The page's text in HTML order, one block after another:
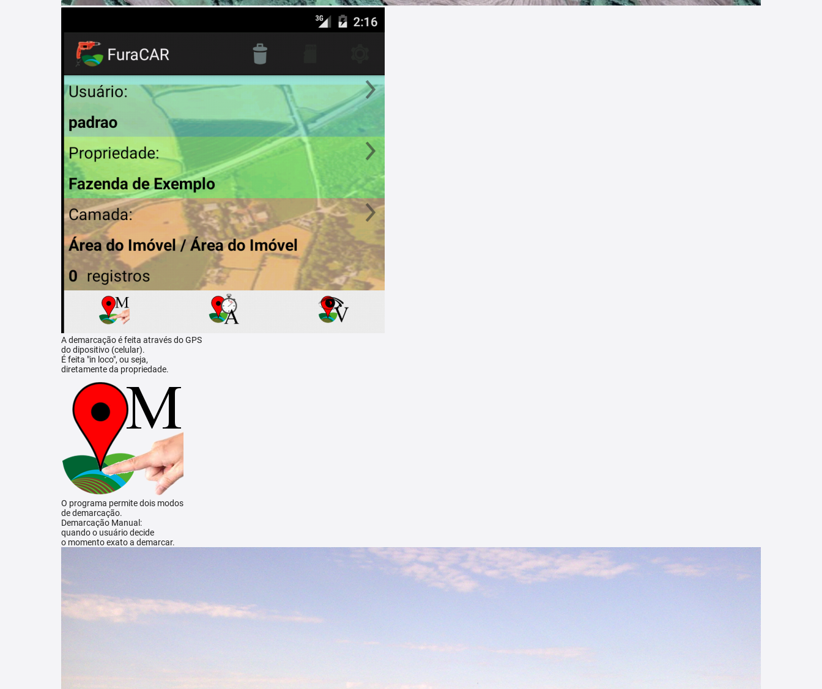
A demarcação é feita através do GPS
do dipositivo (celular).
É feita "in loco", ou seja,
diretamente da propriedade.
O programa permite dois modos
de demarcação.
Demarcação Manual:
quando o usuário decide
o momento exato a demarcar.